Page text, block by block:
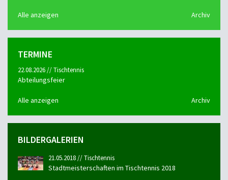
Alle anzeigen Archiv
TERMINE
22.08.2026 // Tischtennis
Abteilungsfeier
Alle anzeigen Archiv
BILDERGALERIEN
21.05.2018 // Tischtennis
Stadtmeisterschaften im Tischtennis 2018